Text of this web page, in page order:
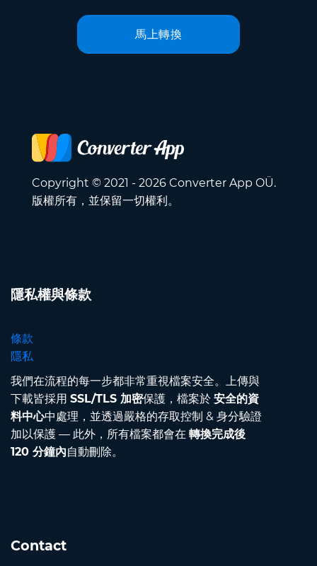
馬上轉換
Copyright © 2021 - 2026 Converter App OÜ.
版權所有，並保留一切權利。
隱私權與條款
條款
隱私
我們在流程的每一步都非常重視檔案安全。上傳與
下載皆採用 SSL/TLS 加密保護，檔案於 安全的資
料中心中處理，並透過嚴格的存取控制 & 身分驗證
加以保護 — 此外，所有檔案都會在 轉換完成後
120 分鐘內自動刪除。
Contact